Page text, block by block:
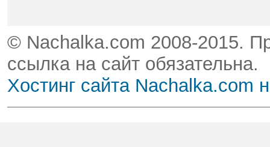
© Nachalka.com 2008-2015.
ссылка на сайт обязательна.
Хостинг сайта Nachalka.com